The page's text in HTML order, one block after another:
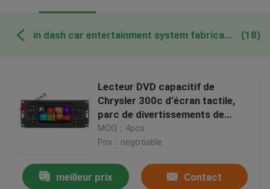
in dash car entertainment system fabrication en ligne (18)
Lecteur DVD capacitif de
Chrysler 300c d'écran tactile,
parc de divertissements de
voiture de multimédia
MOQ：4pcs
Prix：negotiable
meilleur prix Contact